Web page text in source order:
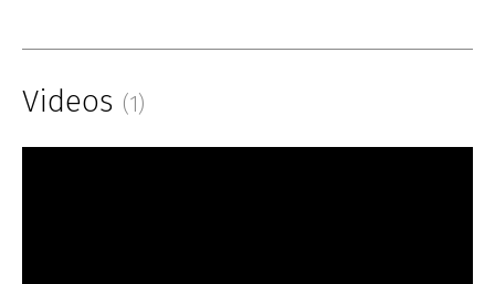
Videos (1)